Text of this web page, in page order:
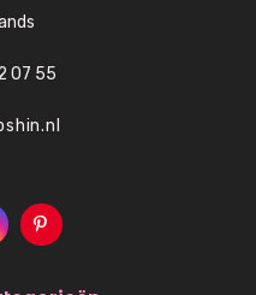
07 55